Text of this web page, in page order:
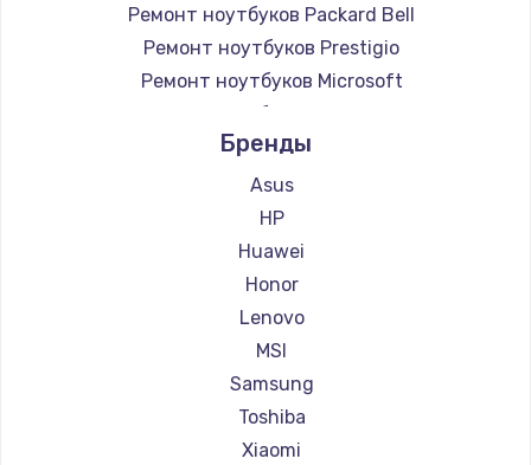
Ремонт ноутбуков Packard Bell
Ремонт ноутбуков Prestigio
Ремонт ноутбуков Microsoft
Ремонт ноутбуков Alienware
Ремонт ноутбуков Aquarius
Ремонт ноутбуков Gigabyte
Ремонт ноутбуков Aorus
Ремонт ноутбуков Maibenben
Ремонт ноутбуков Getac
Ремонт ноутбуков Epson
Ремонт ноутбуков Philips
Ремонт ноутбуков LG
Ремонт ноутбуков Panasonic
Ремонт ноутбуков Irbis
Бренды
Asus
HP
Huawei
Honor
Lenovo
MSI
Samsung
Toshiba
Xiaomi